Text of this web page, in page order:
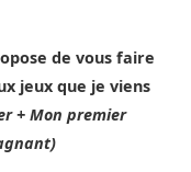
de vous faire
jeux que je viens
+ Mon premier